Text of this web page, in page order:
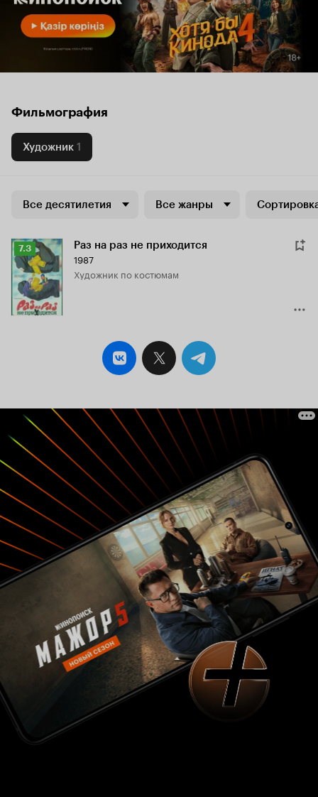
Фильмография
Художник 1
Все десятилетия Все жанры
Рейтинг
Кинопоиска
7.3
7.3 Раз на раз не приходится
1987
Художник по костюмам